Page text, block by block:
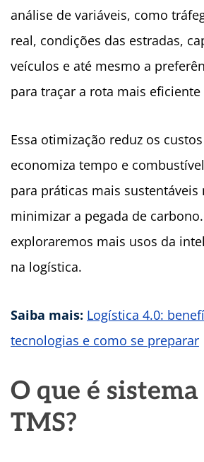
análise de variáveis, como
real, condições das estradas,
veículos e até mesmo a
para traçar a rota mais eficiente
Essa otimização reduz os
economiza tempo e
para práticas mais sustentáveis
minimizar a pegada de
exploraremos mais usos da
na logística.
Saiba mais: Logística 4.0:
tecnologias e como se preparar
O que é
TMS?